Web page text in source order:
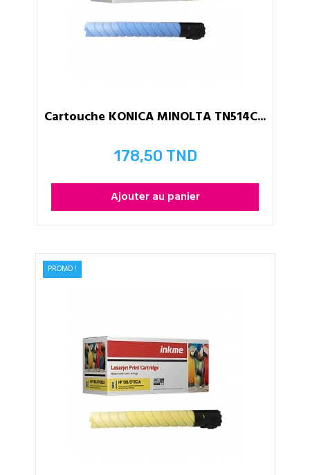
Cartouche KONICA MINOLTA TN514C...
Prix
178,50 TND
Ajouter au panier
PROMO !